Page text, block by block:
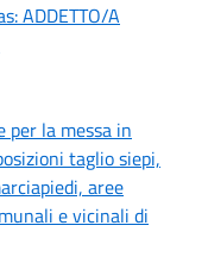
ADDETTO/A
per la messa in
taglio siepi,
aree
e vicinali di